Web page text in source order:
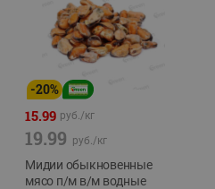
-20%
15.99 руб./кг
19.99 руб./кг
Мидии обыкновенные
мясо п/м в/м водные